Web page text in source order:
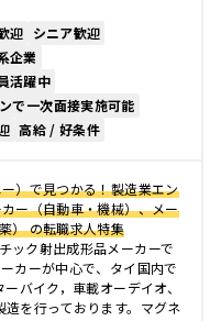
迎 シニア歓迎
企業
活躍中
で一次面接実施可能
高給 / 好条件
）で見つかる！製造業エン
ー（自動車・機械）、メー
） の転職求人特集
ック射出成形品メーカーで
カーが中心で、タイ国内で
バイク，車載オーデイオ、
を行っております。マグネ